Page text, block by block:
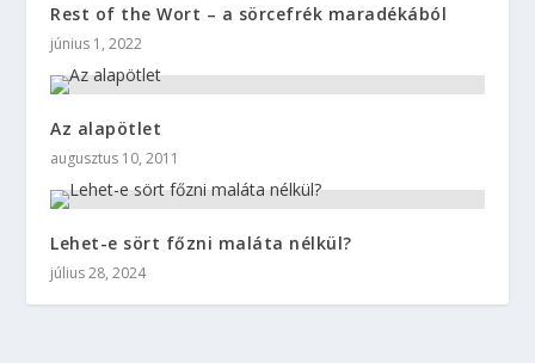
Rest of the Wort – a sörcefrék maradékából
június 1, 2022
Az alapötlet
augusztus 10, 2011
Lehet-e sört főzni maláta nélkül?
július 28, 2024